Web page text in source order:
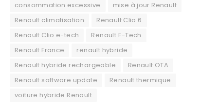
consommation excessive
mise à jour Renault
Renault climatisation
Renault Clio 6
Renault Clio e-tech
Renault E-Tech
Renault France
renault hybride
Renault hybride rechargeable
Renault OTA
Renault software update
Renault thermique
voiture hybride Renault